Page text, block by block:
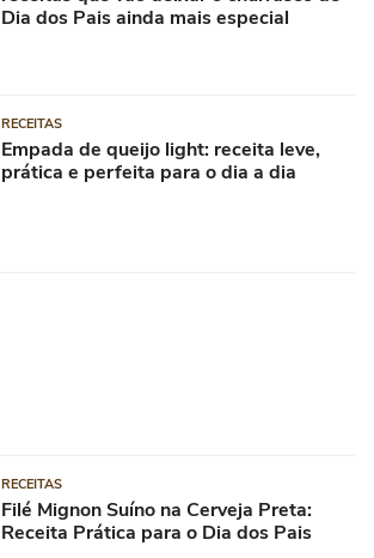
Dia dos Pais ainda mais especial
RECEITAS
Empada de queijo light: receita leve,
prática e perfeita para o dia a dia
RECEITAS
Filé Mignon Suíno na Cerveja Preta:
Receita Prática para o Dia dos Pais